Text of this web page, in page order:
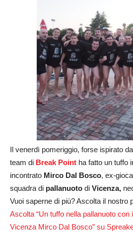
Il venerdì pomeriggio, forse ispirato
team di Break Point ha fatto un tuffo
incontrato Mirco Dal Bosco, ex-
squadra di pallanuoto di Vicenza,
Vuoi saperne di più? Ascolta il nostro
Ascolta “Un tuffo nella pallanuoto
Vicenza Mirco Dal Bosco” su